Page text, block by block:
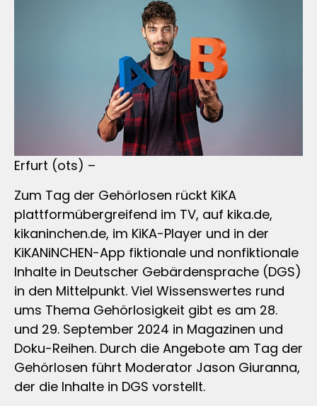
Erfurt (ots) –
Zum Tag der Gehörlosen rückt KiKA
plattformübergreifend im TV, auf kika.de,
kikaninchen.de, im KiKA-Player und in der
KiKANiNCHEN-App fiktionale und nonfiktionale
Inhalte in Deutscher Gebärdensprache (DGS)
in den Mittelpunkt. Viel Wissenswertes rund
ums Thema Gehörlosigkeit gibt es am 28.
und 29. September 2024 in Magazinen und
Doku-Reihen. Durch die Angebote am Tag der
Gehörlosen führt Moderator Jason Giuranna,
der die Inhalte in DGS vorstellt.